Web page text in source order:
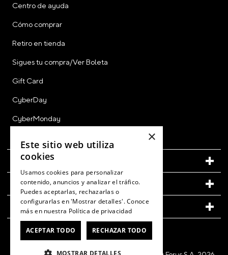
Centro de ayuda
Cómo comprar
Retiro en tienda
Sigues tu compra/Ver Boleta
Gift Card
CyberDay
CyberMonday
CUENTA
LEGAL
CONOCE MÁS DE CROCS
×
Este sitio web utiliza
cookies
Usamos cookies para personalizar
contenido, anuncios y analizar el tráfico.
Puedes aceptarlas, rechazarlas o
configurarlas en 'Mostrar detalles'. Conoce
más en nuestra Política de privacidad
ACEPTAR TODO RECHAZAR TODO
MOSTRAR DETALLES